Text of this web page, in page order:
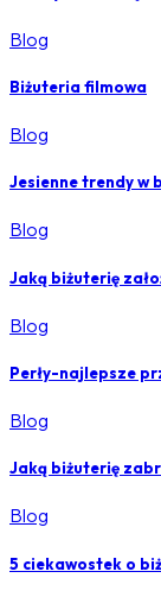
Blog
Biżuteria filmowa
Blog
Jesienne trendy w
Blog
Jaką biżuterię
Blog
Perły-najlepsze
Blog
Jaką biżuterię
Blog
5 ciekawostek o